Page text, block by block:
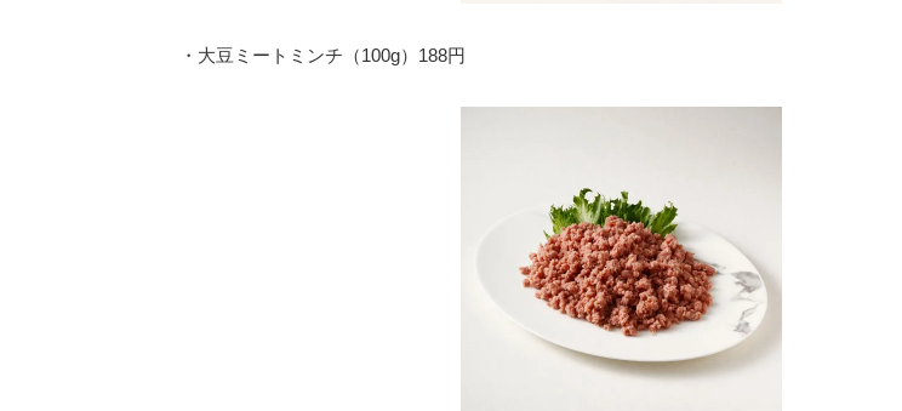
・大豆ミートミンチ（100g）188円